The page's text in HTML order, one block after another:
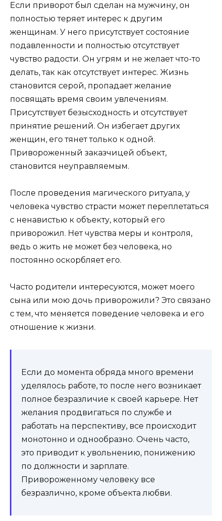
Если приворот был сделан на мужчину, он
полностью теряет интерес к другим
женщинам. У него присутствует состояние
подавленности и полностью отсутствует
чувство радости. Он угрям и не желает что-то
делать, так как отсутствует интерес. Жизнь
становится серой, пропадает желание
посвящать время своим увлечениям.
Присутствует безысходность и отсутствует
принятие решений. Он избегает других
женщин, его тянет только к одной.
Привороженный заказчицей объект,
становится неуправляемым.
После проведения магического ритуала, у
человека чувство страсти может переплетаться
с ненавистью к объекту, который его
приворожил. Нет чувства меры и контроля,
ведь о жить не может без человека, но
постоянно оскорбляет его.
Часто родители интересуются, может моего
сына или мою дочь приворожили? Это связано
с тем, что меняется поведение человека и его
отношение к жизни.
Если до момента обряда много времени
уделялось работе, то после него возникает
полное безразличие к своей карьере. Нет
желания продвигаться по службе и
работать на перспективу, все происходит
монотонно и однообразно. Очень часто,
это приводит к увольнению, понижению
по должности и зарплате.
Привороженному человеку все
безразлично, кроме объекта любви.